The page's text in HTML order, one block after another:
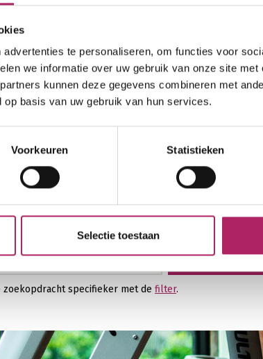
te personaliseren, om functies voor
we informatie over uw gebruik van onze site
kunnen deze gegevens combineren met
basis van uw gebruik van hun services.
Voorkeuren Statistieken
Selectie toestaan
fitness in mijn buurt
zoekopdracht specifieker met de filter.